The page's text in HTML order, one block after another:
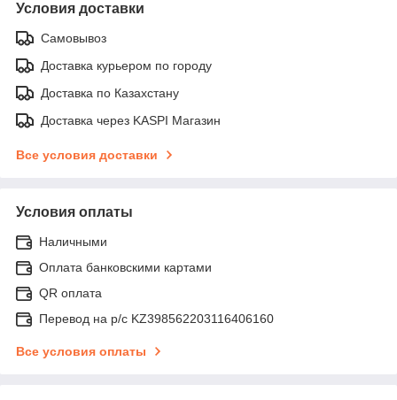
Условия доставки
Самовывоз
Доставка курьером по городу
Доставка по Казахстану
Доставка через KASPI Магазин
Все условия доставки
Условия оплаты
Наличными
Оплата банковскими картами
QR оплата
Перевод на р/с KZ398562203116406160
Все условия оплаты